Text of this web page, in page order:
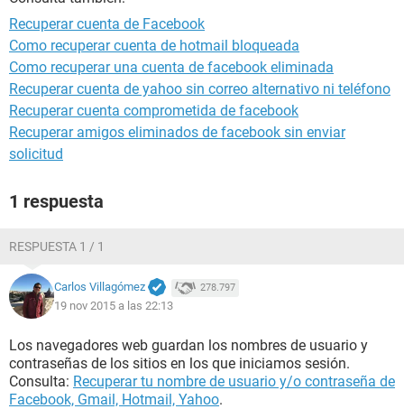
Recuperar cuenta de Facebook
Como recuperar cuenta de hotmail bloqueada
Como recuperar una cuenta de facebook eliminada
Recuperar cuenta de yahoo sin correo alternativo ni teléfono
Recuperar cuenta comprometida de facebook
Recuperar amigos eliminados de facebook sin enviar
solicitud
1 respuesta
RESPUESTA 1 / 1
Carlos Villagómez 278.797
19 nov 2015 a las 22:13
Los navegadores web guardan los nombres de usuario y
contraseñas de los sitios en los que iniciamos sesión.
Consulta: Recuperar tu nombre de usuario y/o contraseña de
Facebook, Gmail, Hotmail, Yahoo.